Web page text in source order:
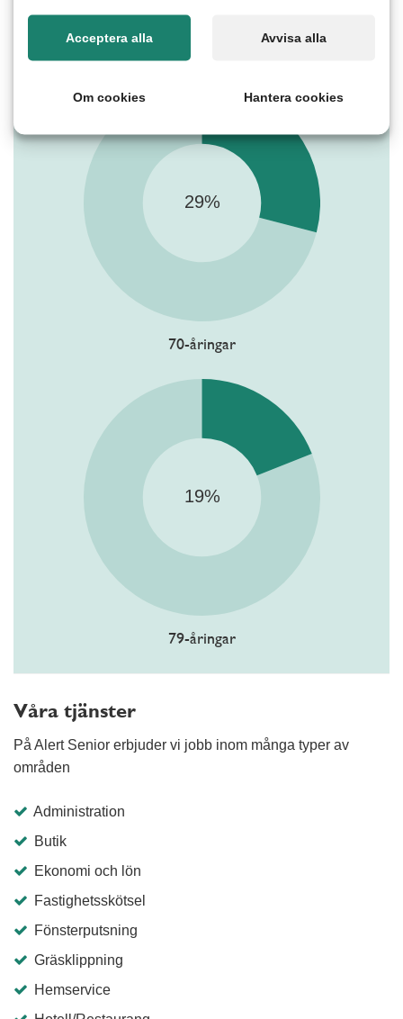
70-åringar
79-åringar
Våra tjänster
På Alert Senior erbjuder vi jobb inom många typer av
områden
Administration
Butik
Ekonomi och lön
Fastighetsskötsel
Fönsterputsning
Gräsklippning
Hemservice
Acceptera alla Avvisa alla
Om cookies Hantera cookies